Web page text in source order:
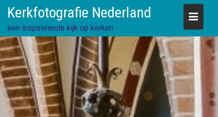
content
Kerkfotografie Nederland
een inspirerende kijk op kerken